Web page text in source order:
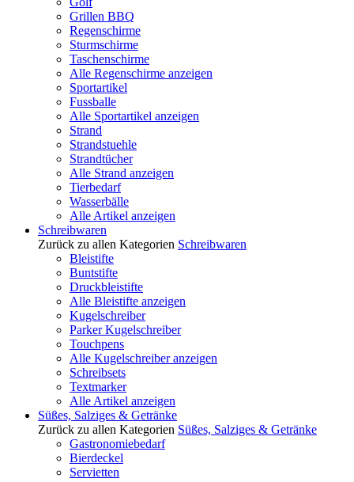
Grillen BBQ
Regenschirme
Sturmschirme
Taschenschirme
Alle Regenschirme anzeigen
Sportartikel
Fussballe
Alle Sportartikel anzeigen
Strand
Strandstuehle
Strandtücher
Alle Strand anzeigen
Tierbedarf
Wasserbälle
Alle Artikel anzeigen
Schreibwaren
Zurück zu allen Kategorien Schreibwaren
Bleistifte
Buntstifte
Druckbleistifte
Alle Bleistifte anzeigen
Kugelschreiber
Parker Kugelschreiber
Touchpens
Alle Kugelschreiber anzeigen
Schreibsets
Textmarker
Alle Artikel anzeigen
Süßes, Salziges & Getränke
Zurück zu allen Kategorien Süßes, Salziges & Getränke
Gastronomiebedarf
Bierdeckel
Servietten